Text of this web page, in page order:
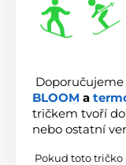
BLOOM a
tričkem tvoří
nebo ostatní